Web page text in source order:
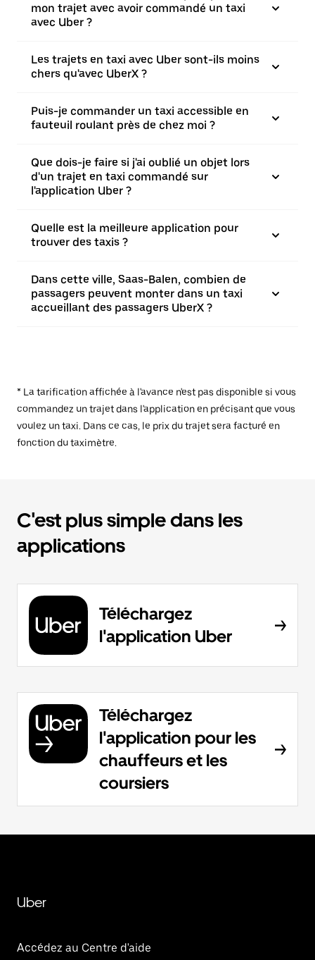
mon trajet avec avoir commandé un taxi
avec Uber ?
Les trajets en taxi avec Uber sont-ils moins
chers qu'avec UberX ?
Puis-je commander un taxi accessible en
fauteuil roulant près de chez moi ?
Que dois-je faire si j'ai oublié un objet lors
d'un trajet en taxi commandé sur
l'application Uber ?
Quelle est la meilleure application pour
trouver des taxis ?
Dans cette ville, Saas-Balen, combien de
passagers peuvent monter dans un taxi
accueillant des passagers UberX ?
* La tarification affichée à l'avance n'est pas disponible si vous
commandez un trajet dans l'application en précisant que vous
voulez un taxi. Dans ce cas, le prix du trajet sera facturé en
fonction du taximètre.
C'est plus simple dans les
applications
Téléchargez
l'application Uber
Téléchargez
l'application pour les
chauffeurs et les
coursiers
Uber
Accédez au Centre d'aide